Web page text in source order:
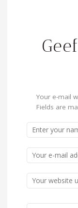
Your e-mail
Fields are